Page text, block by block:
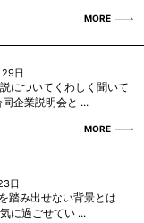
MORE
日
についてくわしく聞いて
企業説明会と ...
MORE
日
踏み出せない背景とは
気に過ごせてい ...